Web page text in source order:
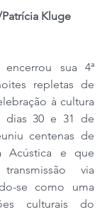
Kluge
sua 4ª
repletas de
à cultura
dias 30 e 31 de
centenas de
Acústica e que
via
se como uma
culturais do